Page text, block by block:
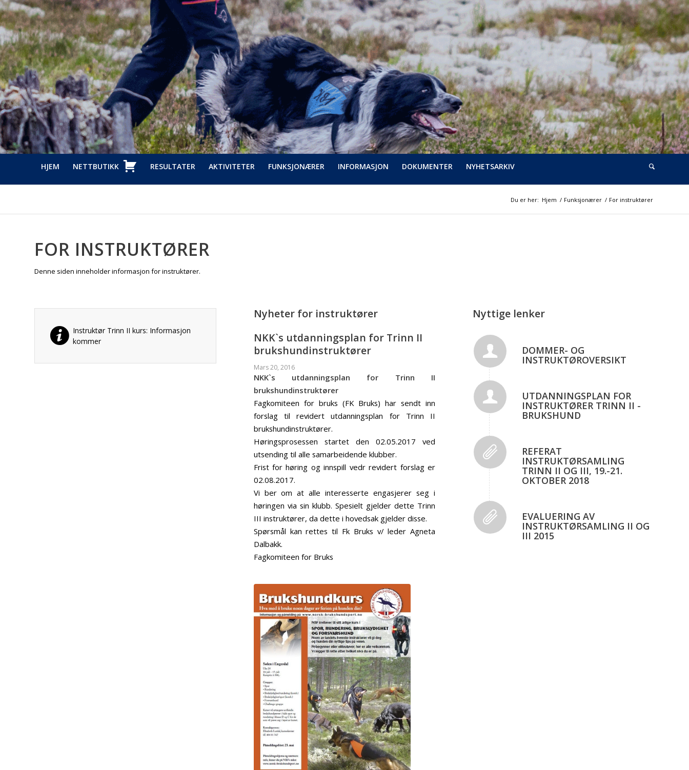
HJEM NETTBUTIKK RESULTATER AKTIVITETER FUNKSJONÆRER INFORMASJON DOKUMENTER NYHETSARKIV
Du er her: Hjem / Funksjonærer / For instruktører
FOR INSTRUKTØRER
Denne siden inneholder informasjon for instruktører.
Instruktør Trinn II kurs: Informasjon
kommer
Nyheter for instruktører
NKK`s utdanningsplan for Trinn II
brukshundinstruktører
Mars 20, 2016
NKK`s utdanningsplan for Trinn II
brukshundinstruktører
Fagkomiteen for bruks (FK Bruks) har sendt inn
forslag til revidert utdanningsplan for Trinn II
brukshundinstruktører.
Høringsprosessen startet den 02.05.2017 ved
utsending til alle samarbeidende klubber.
Frist for høring og innspill vedr revidert forslag er
02.08.2017.
Vi ber om at alle interesserte engasjerer seg i
høringen via sin klubb. Spesielt gjelder dette Trinn
III instruktører, da dette i hovedsak gjelder disse.
Spørsmål kan rettes til Fk Bruks v/ leder Agneta
Dalbakk.
Fagkomiteen for Bruks
Nyttige lenker
DOMMER- OG
INSTRUKTØROVERSIKT
UTDANNINGSPLAN FOR
INSTRUKTØRER TRINN II -
BRUKSHUND
REFERAT
INSTRUKTØRSAMLING
TRINN II OG III, 19.-21.
OKTOBER 2018
EVALUERING AV
INSTRUKTØRSAMLING II OG
III 2015